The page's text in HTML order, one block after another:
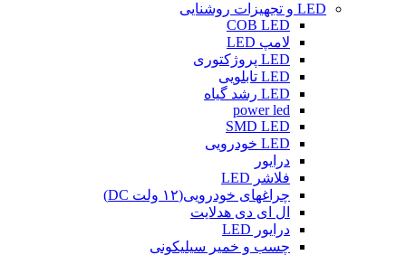
LED و تجهیزات روشنایی
COB LED
لامپ LED
LED پروژکتوری
LED تابلویی
LED رشد گیاه
power led
SMD LED
LED خودرویی
درایور
فلاشر LED
چراغهای خودرویی(۱۲ ولت DC)
ال ای دی هدلایت
درایور LED
چسب و خمیر سیلیکونی